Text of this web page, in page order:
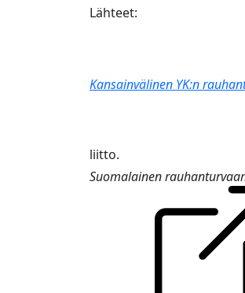
Lähteet:
Kansainvälinen YK:n
liitto.
Suomalainen